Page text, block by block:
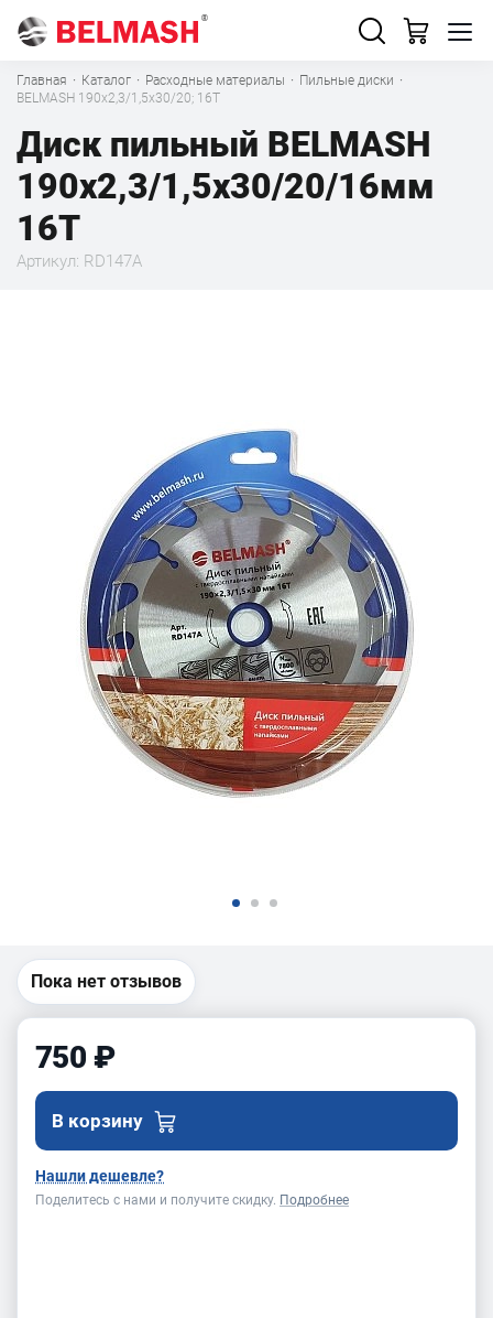
Главная · Каталог · Расходные материалы · Пильные диски ·
BELMASH 190x2,3/1,5x30/20; 16T
Диск пильный BELMASH
190x2,3/1,5x30/20/16мм
16T
Артикул: RD147A
Пока нет отзывов
750 ₽
В корзину
Нашли дешевле?
Поделитесь с нами и получите скидку. Подробнее